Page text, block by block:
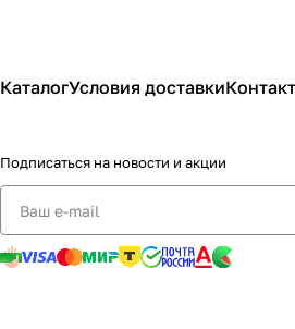
КаталогУсловия доставки
Подписаться на новости и акции